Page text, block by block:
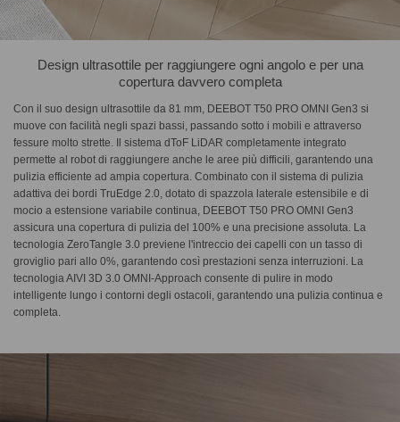
Design ultrasottile per raggiungere ogni angolo e per una
copertura davvero completa
Con il suo design ultrasottile da 81 mm, DEEBOT T50 PRO OMNI Gen3 si
muove con facilità negli spazi bassi, passando sotto i mobili e attraverso
fessure molto strette. Il sistema dToF LiDAR completamente integrato
permette al robot di raggiungere anche le aree più difficili, garantendo una
pulizia efficiente ad ampia copertura. Combinato con il sistema di pulizia
adattiva dei bordi TruEdge 2.0, dotato di spazzola laterale estensibile e di
mocio a estensione variabile continua, DEEBOT T50 PRO OMNI Gen3
assicura una copertura di pulizia del 100% e una precisione assoluta. La
tecnologia ZeroTangle 3.0 previene l'intreccio dei capelli con un tasso di
groviglio pari allo 0%, garantendo così prestazioni senza interruzioni. La
tecnologia AIVI 3D 3.0 OMNI-Approach consente di pulire in modo
intelligente lungo i contorni degli ostacoli, garantendo una pulizia continua e
completa.